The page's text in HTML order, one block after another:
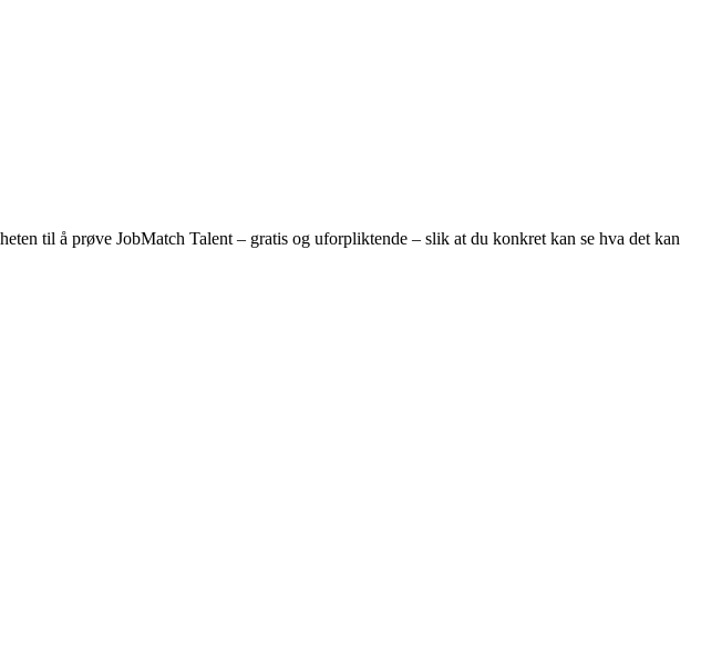
til å prøve JobMatch Talent – ​​gratis og uforpliktende – slik at du konkret kan se hva det kan